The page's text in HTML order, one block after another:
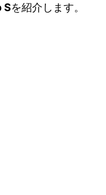
Sを紹介します。